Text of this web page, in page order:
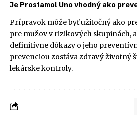
Je Prostamol Uno vhodný ako
Prípravok môže byť užitočný ako
pre mužov v rizikových skupinách,
definitívne dôkazy o jeho
prevenciou zostáva zdravý životný
lekárske kontroly.